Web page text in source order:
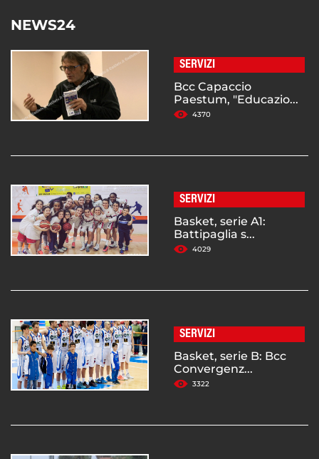
NEWS24
SERVIZI
Bcc Capaccio
Paestum, "Educazio...
4370
SERVIZI
Basket, serie A1:
Battipaglia s...
4029
SERVIZI
Basket, serie B: Bcc
Convergenz...
3322